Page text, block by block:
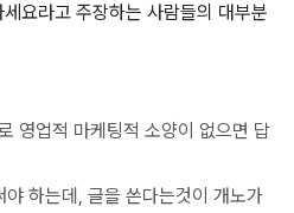
요라고 주장하는 사람들의 대부분
영업적 마케팅적 소양이 없으면 답
하는데, 글을 쓴다는것이 개노가